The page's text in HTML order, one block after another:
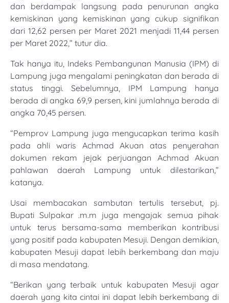
dan berdampak langsung pada penurunan angka
kemiskinan yang kemiskinan yang cukup signifikan
dari 12,62 persen per Maret 2021 menjadi 11,44 persen
per Maret 2022,” tutur dia.
Tak hanya itu, Indeks Pembangunan Manusia (IPM) di
Lampung juga mengalami peningkatan dan berada di
status tinggi. Sebelumnya, IPM Lampung hanya
berada di angka 69,9 persen, kini jumlahnya berada di
angka 70,45 persen.
“Pemprov Lampung juga mengucapkan terima kasih
pada ahli waris Achmad Akuan atas penyerahan
dokumen rekam jejak perjuangan Achmad Akuan
pahlawan daerah Lampung untuk dilestarikan,”
katanya.
Usai membacakan sambutan tertulis tersebut, pj.
Bupati Sulpakar .m.m juga mengajak semua pihak
untuk terus bersama-sama memberikan kontribusi
yang positif pada kabupaten Mesuji. Dengan demikian,
‎kabupaten Mesuji dapat lebih berkembang dan maju
di masa mendatang.
“Berikan yang terbaik untuk kabupaten Mesuji agar
daerah yang kita cintai ini dapat lebih berkembang di